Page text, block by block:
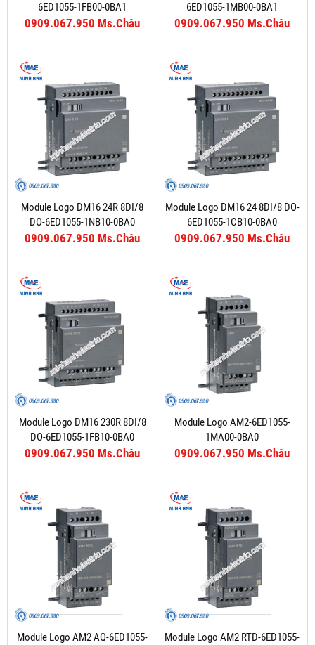
6ED1055-1FB00-0BA1
0909.067.950 Ms.Châu
6ED1055-1MB00-0BA1
0909.067.950 Ms.Châu
Module Logo DM16 24R 8DI/8
DO-6ED1055-1NB10-0BA0
0909.067.950 Ms.Châu
Module Logo DM16 24 8DI/8 DO-
6ED1055-1CB10-0BA0
0909.067.950 Ms.Châu
Module Logo DM16 230R 8DI/8
DO-6ED1055-1FB10-0BA0
0909.067.950 Ms.Châu
Module Logo AM2-6ED1055-
1MA00-0BA0
0909.067.950 Ms.Châu
Module Logo AM2 AQ-6ED1055-
Module Logo AM2 RTD-6ED1055-